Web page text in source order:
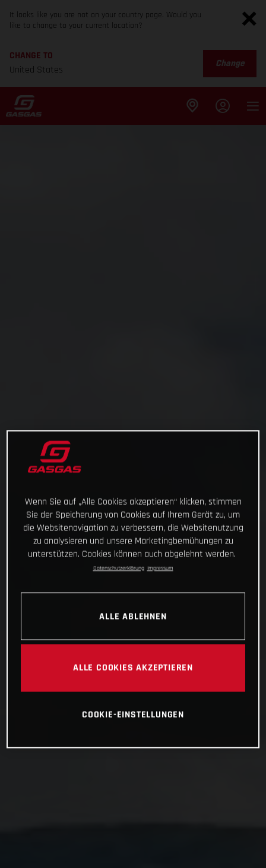
It looks like you are not on your country page. Would you
like to change to your current location?
CHANGE TO
United States
Change
Wenn Sie auf „Alle Cookies akzeptieren“ klicken, stimmen
Sie der Speicherung von Cookies auf Ihrem Gerät zu, um
die Websitenavigation zu verbessern, die Websitenutzung
zu analysieren und unsere Marketingbemühungen zu
unterstützen. Cookies können auch abgelehnt werden.
Datenschutzerklärung Impressum
ALLE ABLEHNEN
ALLE COOKIES AKZEPTIEREN
COOKIE-EINSTELLUNGEN